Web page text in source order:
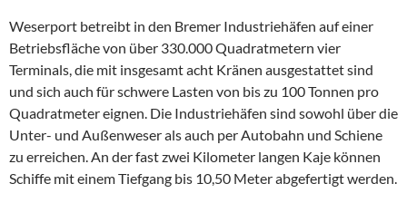
Weserport betreibt in den Bremer Industriehäfen auf einer
Betriebsfläche von über 330.000 Quadratmetern vier
Terminals, die mit insgesamt acht Kränen ausgestattet sind
und sich auch für schwere Lasten von bis zu 100 Tonnen pro
Quadratmeter eignen. Die Industriehäfen sind sowohl über die
Unter- und Außenweser als auch per Autobahn und Schiene
zu erreichen. An der fast zwei Kilometer langen Kaje können
Schiffe mit einem Tiefgang bis 10,50 Meter abgefertigt werden.